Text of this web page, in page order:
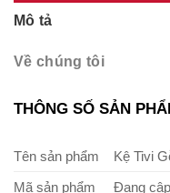
Mô tả
Về chúng tôi
THÔNG SỐ SẢN
Tên sản phẩm
Kệ Tivi
Mã sản phẩm
Đang